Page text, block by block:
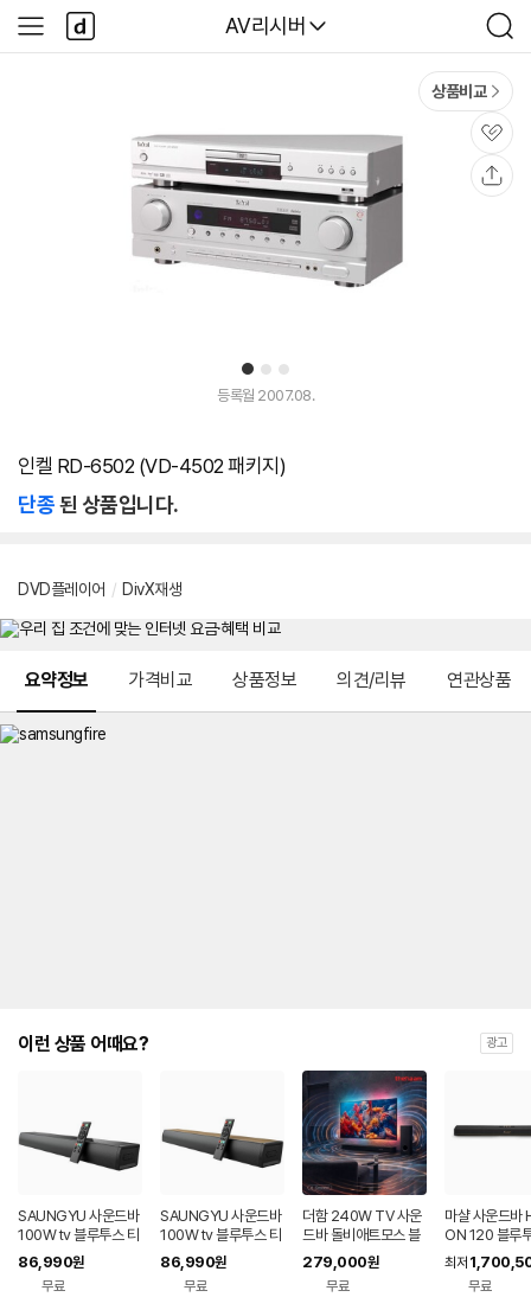
다나와
AV리시버
검
색
사
이
다
나
와
1 2 3
상품비교
관
심
등록월 2007.08.
인켈 RD-6502 (VD-4502 패키지)
단종된 상품입니다.
DVD플레이어 / DivX재생
요약정보 가격비교 상품정보 의견/리뷰 연관상품
이런 상품 어때요? 광고
SAUNGYU 사운드바
100W tv 블루투스 티
비 스피커 홈시어터 A
RC 옵티컬 USB
86,990원
무료
SAUNGYU 사운드바
100W tv 블루투스 티
비 거실 스피커 홈시어
터 ARC 옵티컬
86,990원
무료
더함 240W TV 사운
드바 돌비애트모스 블
루투스 홈시어터 스피
커 3.1채널
279,000원
무료
마샬 사운드바
ON 120 블루
최저
무료